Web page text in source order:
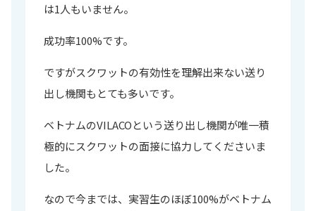
は1人もいません。
成功率100%です。
ですがスクワットの有効性を理解出来ない送り
出し機関もとても多いです。
ベトナムのVILACOという送り出し機関が唯一積
極的にスクワットの面接に協力してくださいま
した。
なので今までは、実習生のほぼ100%がベトナム